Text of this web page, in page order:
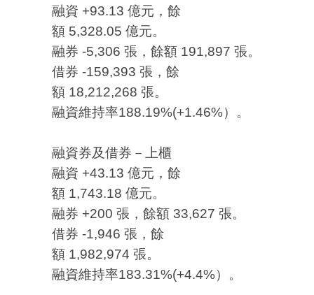
融資 +93.13 億元，餘
額 5,328.05 億元。
融券 -5,306 張，餘額 191,897 張。
借券 -159,393 張，餘
額 18,212,268 張。
融資維持率188.19%(+1.46%）。
融資券及借券－上櫃
融資 +43.13 億元，餘
額 1,743.18 億元。
融券 +200 張，餘額 33,627 張。
借券 -1,946 張，餘
額 1,982,974 張。
融資維持率183.31%(+4.4%）。